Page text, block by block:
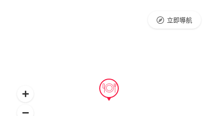
立即導航